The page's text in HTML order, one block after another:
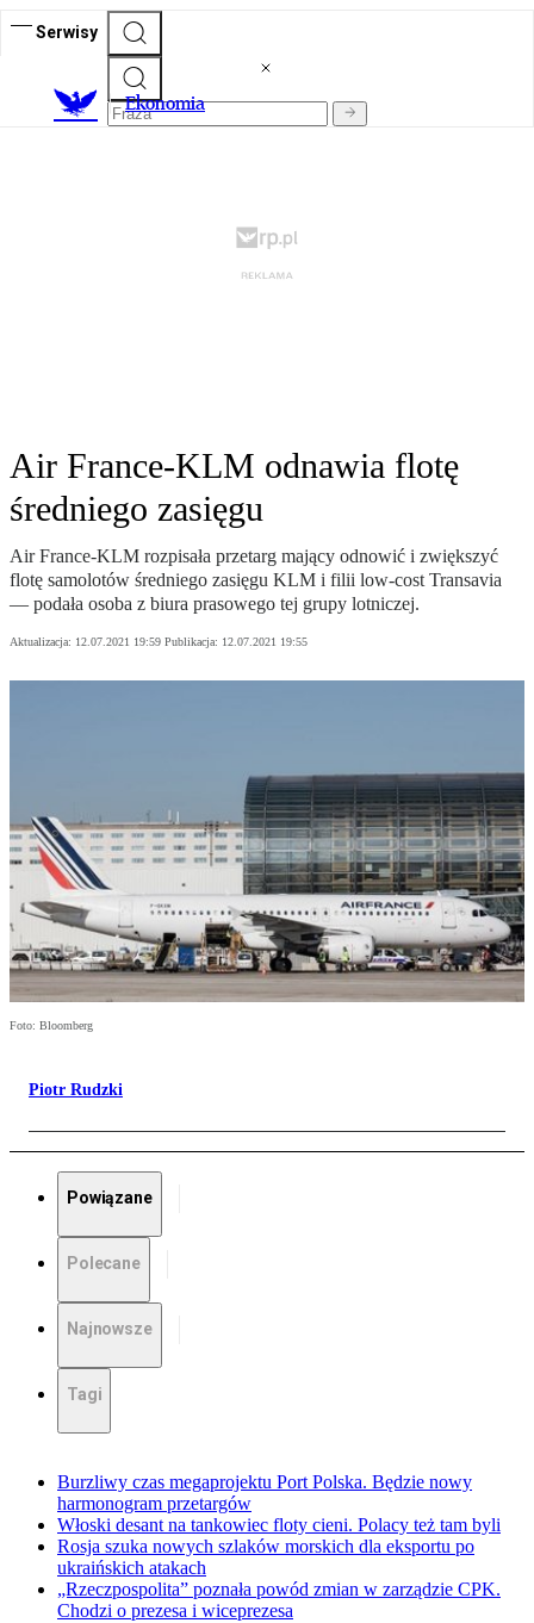
Serwisy
Ekonomia
Air France-KLM odnawia flotę
średniego zasięgu
Air France-KLM rozpisała przetarg mający odnowić i zwiększyć
flotę samolotów średniego zasięgu KLM i filii low-cost Transavia
— podała osoba z biura prasowego tej grupy lotniczej.
Aktualizacja: 12.07.2021 19:59 Publikacja: 12.07.2021 19:55
Foto: Bloomberg
Piotr Rudzki
Powiązane
Polecane
Najnowsze
Tagi
Burzliwy czas megaprojektu Port Polska. Będzie nowy
harmonogram przetargów
Włoski desant na tankowiec floty cieni. Polacy też tam byli
Rosja szuka nowych szlaków morskich dla eksportu po
ukraińskich atakach
„Rzeczpospolita” poznała powód zmian w zarządzie CPK.
Chodzi o prezesa i wiceprezesa